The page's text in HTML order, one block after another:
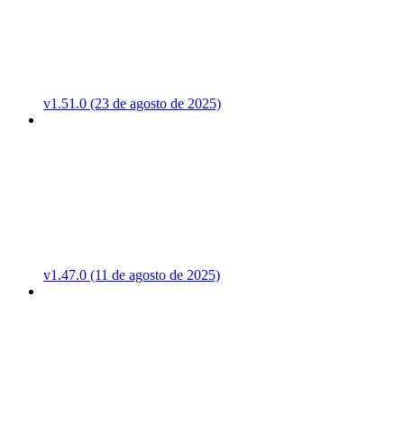
v1.51.0 (23 de agosto de 2025)
v1.47.0 (11 de agosto de 2025)